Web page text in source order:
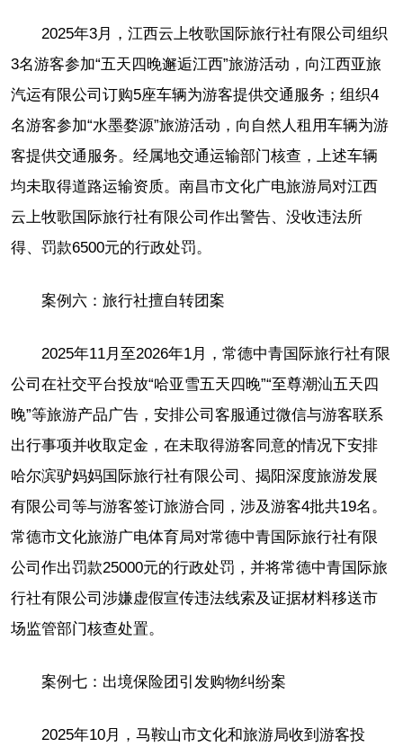
2025年3月，江西云上牧歌国际旅行社有限公司组织
3名游客参加“五天四晚邂逅江西”旅游活动，向江西亚旅
汽运有限公司订购5座车辆为游客提供交通服务；组织4
名游客参加“水墨婺源”旅游活动，向自然人租用车辆为游
客提供交通服务。经属地交通运输部门核查，上述车辆
均未取得道路运输资质。南昌市文化广电旅游局对江西
云上牧歌国际旅行社有限公司作出警告、没收违法所
得、罚款6500元的行政处罚。
案例六：旅行社擅自转团案
2025年11月至2026年1月，常德中青国际旅行社有限
公司在社交平台投放“哈亚雪五天四晚”“至尊潮汕五天四
晚”等旅游产品广告，安排公司客服通过微信与游客联系
出行事项并收取定金，在未取得游客同意的情况下安排
哈尔滨驴妈妈国际旅行社有限公司、揭阳深度旅游发展
有限公司等与游客签订旅游合同，涉及游客4批共19名。
常德市文化旅游广电体育局对常德中青国际旅行社有限
公司作出罚款25000元的行政处罚，并将常德中青国际旅
行社有限公司涉嫌虚假宣传违法线索及证据材料移送市
场监管部门核查处置。
案例七：出境保险团引发购物纠纷案
2025年10月，马鞍山市文化和旅游局收到游客投